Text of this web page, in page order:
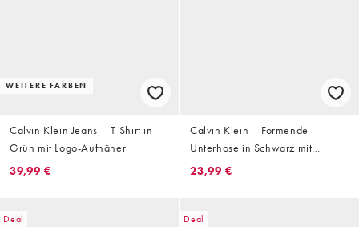
WEITERE FARBEN
Calvin Klein Jeans – T-Shirt in
Grün mit Logo-Aufnäher
39,99 €
Calvin Klein – Formende
Unterhose in Schwarz mit
niedrigem Bund und Emblem-
23,99 €
Deal Deal